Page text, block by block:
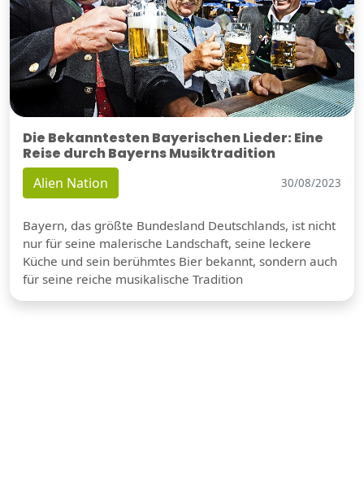
Die Bekanntesten Bayerischen Lieder: Eine
Reise durch Bayerns Musiktradition
Alien Nation 30/08/2023
Bayern, das größte Bundesland Deutschlands, ist nicht
nur für seine malerische Landschaft, seine leckere
Küche und sein berühmtes Bier bekannt, sondern auch
für seine reiche musikalische Tradition